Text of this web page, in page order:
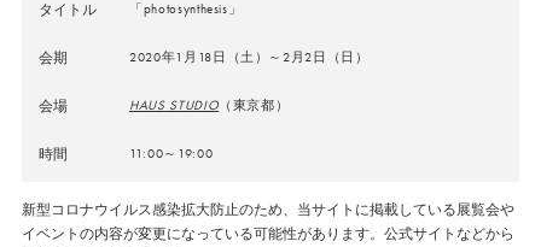
タイトル 「photosynthesis」
会期 2020年1月18日（土）～2月2日（日）
会場 HAUS STUDIO（東京都）
時間 11:00～19:00
新型コロナウイルス感染拡大防止のため、当サイトに掲載している展覧会や
イベントの内容が変更になっている可能性があります。公式サイトなどから